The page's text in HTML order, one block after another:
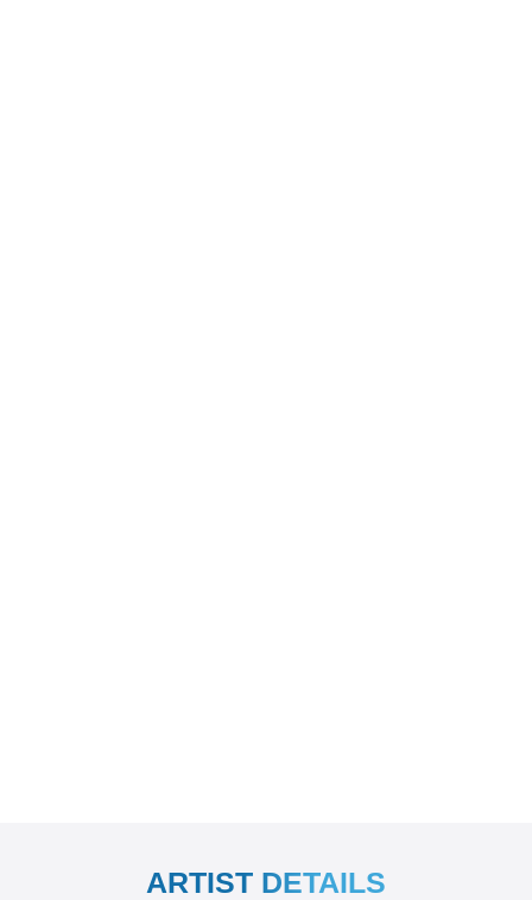
ARTIST DETAILS